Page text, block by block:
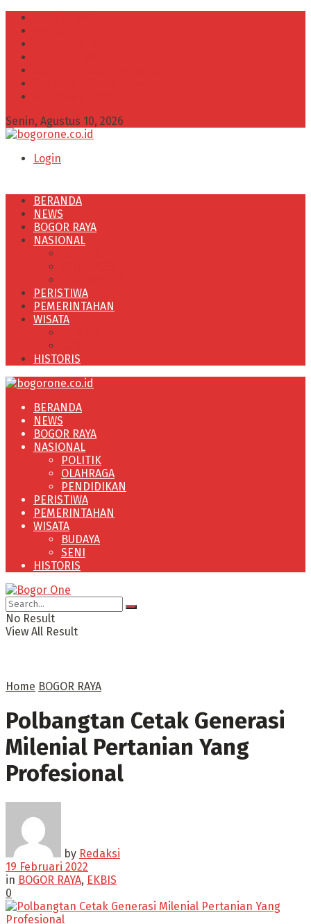
Senin, Agustus 10, 2026
Login
BERANDA
NEWS
BOGOR RAYA
NASIONAL
PERISTIWA
PEMERINTAHAN
WISATA
HISTORIS
BERANDA
NEWS
BOGOR RAYA
NASIONAL
POLITIK
OLAHRAGA
PENDIDIKAN
PERISTIWA
PEMERINTAHAN
WISATA
BUDAYA
SENI
HISTORIS
No Result
View All Result
Home BOGOR RAYA
Polbangtan Cetak Generasi
Milenial Pertanian Yang
Profesional
by Redaksi
19 Februari 2022
in BOGOR RAYA, EKBIS
0